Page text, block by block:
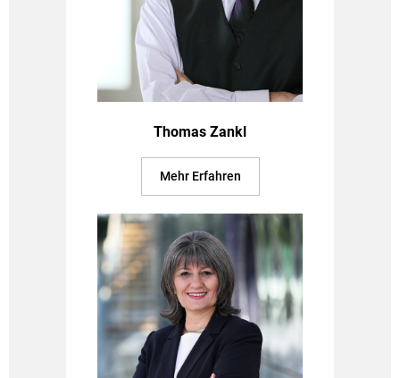
Thomas Zankl
Mehr Erfahren